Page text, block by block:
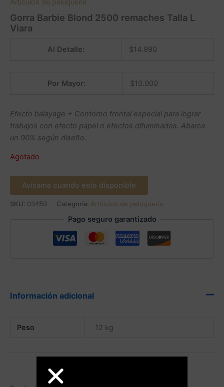
Artículos de peluquería
Gorra Barbie Blond 2500 remaches Talla L
Viara
Al Detalle: $14.990
Por Mayor: $10.000
Efecto balayage + Contorno frontal especial para lograr
trabajos con efecto papel o efectos difuminados. Abarca
un 90% según diseño.
Agotado
Avísame cuando este disponible
SKU: 03459 Categoría: Artículos de peluquería
Pago seguro garantizado
Información adicional
Peso 12 kg